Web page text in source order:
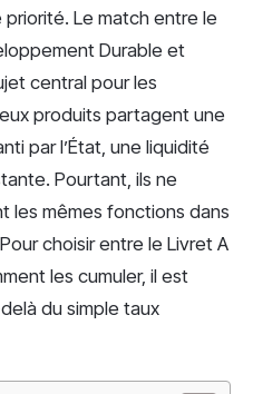
Le match entre le
Durable et
central pour les
produits partagent une
par l’État, une liquidité
Pourtant, ils ne
les mêmes fonctions dans
choisir entre le Livret A
les cumuler, il est
du simple taux